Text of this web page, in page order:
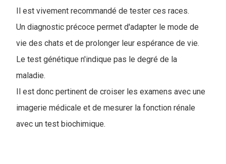
Il est vivement recommandé de tester ces races.
Un diagnostic précoce permet d'adapter le mode de
vie des chats et de prolonger leur espérance de vie.
Le test génétique n'indique pas le degré de la
maladie.
Il est donc pertinent de croiser les examens avec une
imagerie médicale et de mesurer la fonction rénale
avec un test biochimique.